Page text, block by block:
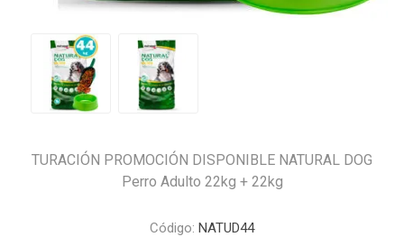
TURACIÓN PROMOCIÓN DISPONIBLE NATURAL DOG
Perro Adulto 22kg + 22kg
Código: NATUD44